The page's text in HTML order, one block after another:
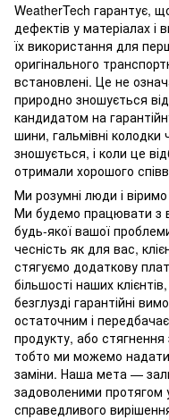
WeatherTech гарантує,
дефектів у матеріалах і
їх використання для
оригінального
встановлені. Це не
природно зношується
кандидатом на
шини, гальмівні
зношується, і коли це
отримали хорошого
Ми розумні люди і
Ми будемо працювати з
будь-якої вашої
чесність як для вас,
стягуємо додаткову
більшості наших
безглузді гарантійні
остаточним і
продукту, або стягнення
тобто ми можемо
заміни. Наша мета —
задоволеними протягом
справедливого